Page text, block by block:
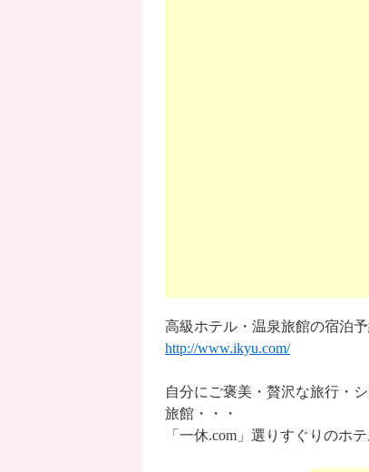
高級ホテル・温泉旅館の宿泊
http://www.ikyu.com/
自分にご褒美・贅沢な旅行・
旅館・・・
「一休.com」選りすぐりのホ